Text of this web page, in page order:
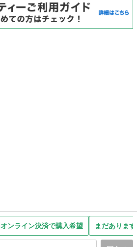
オンライン決済で購入希望 まだありま